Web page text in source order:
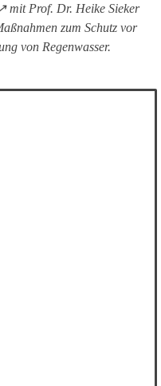
mit Prof. Dr. Heike Sieker
zum Schutz vor
von Regenwasser.